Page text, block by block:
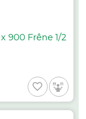
900 Frêne 1/2
favorite_border